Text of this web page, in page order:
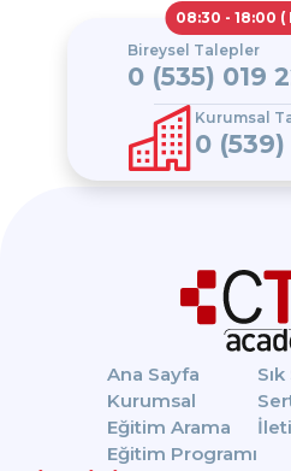
08:30 - 18:00
Bireysel Talepler
0 (535) 019
Kurumsal
0 (539)
Ana Sayfa
Kurumsal
Eğitim Arama
Eğitim Programı